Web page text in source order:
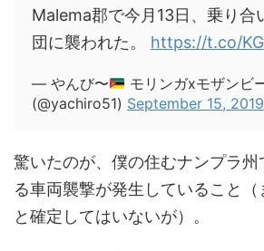
Malema郡で今月13日、乗り合
団に襲われた。 https://t.co/
— やんび〜
モリンガxモザンビ
(@yachiro51) September 15, 2019
驚いたのが、僕の住むナンプラ州
る車両襲撃が発生していること
と確定してはいないが）。